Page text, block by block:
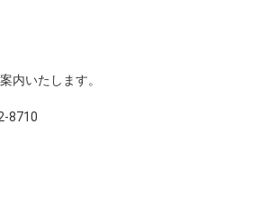
内いたします。
8710